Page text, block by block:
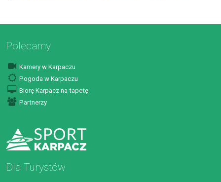
Polecamy
Kamery w Karpaczu
Pogoda w Karpaczu
Biorę Karpacz na tapetę
Partnerzy
Dla Turystów